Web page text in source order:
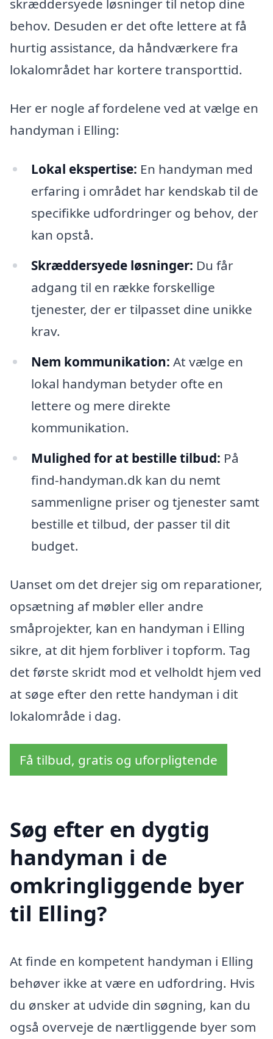
behov. Desuden er det ofte lettere at få
hurtig assistance, da håndværkere fra
lokalområdet har kortere transporttid.
Her er nogle af fordelene ved at vælge en
handyman i Elling:
Lokal ekspertise: En handyman med
erfaring i området har kendskab til de
specifikke udfordringer og behov, der
kan opstå.
Skræddersyede løsninger: Du får
adgang til en række forskellige
tjenester, der er tilpasset dine unikke
krav.
Nem kommunikation: At vælge en
lokal handyman betyder ofte en
lettere og mere direkte
kommunikation.
Mulighed for at bestille tilbud: På
find-handyman.dk kan du nemt
sammenligne priser og tjenester samt
bestille et tilbud, der passer til dit
budget.
Uanset om det drejer sig om reparationer,
opsætning af møbler eller andre
småprojekter, kan en handyman i Elling
sikre, at dit hjem forbliver i topform. Tag
det første skridt mod et velholdt hjem ved
at søge efter den rette handyman i dit
lokalområde i dag.
Få tilbud, gratis og uforpligtende
Søg efter en dygtig
handyman i de
omkringliggende byer
til Elling?
At finde en kompetent handyman i Elling
behøver ikke at være en udfordring. Hvis
du ønsker at udvide din søgning, kan du
også overveje de nærtliggende byer som